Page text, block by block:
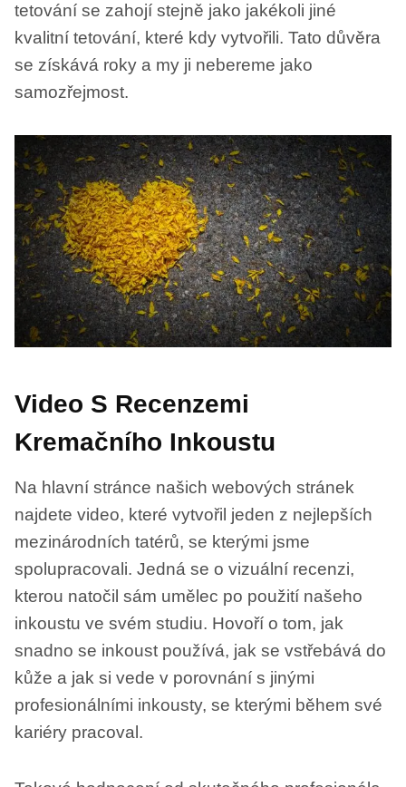
tetování se zahojí stejně jako jakékoli jiné
kvalitní tetování, které kdy vytvořili. Tato důvěra
se získává roky a my ji nebereme jako
samozřejmost.
Video S Recenzemi
Kremačního Inkoustu
Na hlavní stránce našich webových stránek
najdete video, které vytvořil jeden z nejlepších
mezinárodních tatérů, se kterými jsme
spolupracovali. Jedná se o vizuální recenzi,
kterou natočil sám umělec po použití našeho
inkoustu ve svém studiu. Hovoří o tom, jak
snadno se inkoust používá, jak se vstřebává do
kůže a jak si vede v porovnání s jinými
profesionálními inkousty, se kterými během své
kariéry pracoval.